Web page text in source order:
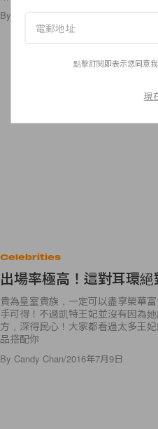
By Candy Chan/2016年7月9日
Celebrities
出場率極高！這對耳環絕
貴為皇室貴族，一定可以盡享榮華
手可得！不過凱特王妃並沒有因為
方，深得民心！大家都看過太多王
品搭配你
By Candy Chan/2016年7月9日
點擊訂閱即表示您同意
現